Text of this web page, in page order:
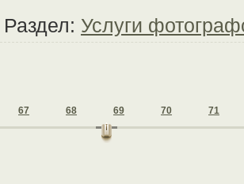
Раздел: Услуги
67 68 69 70 71